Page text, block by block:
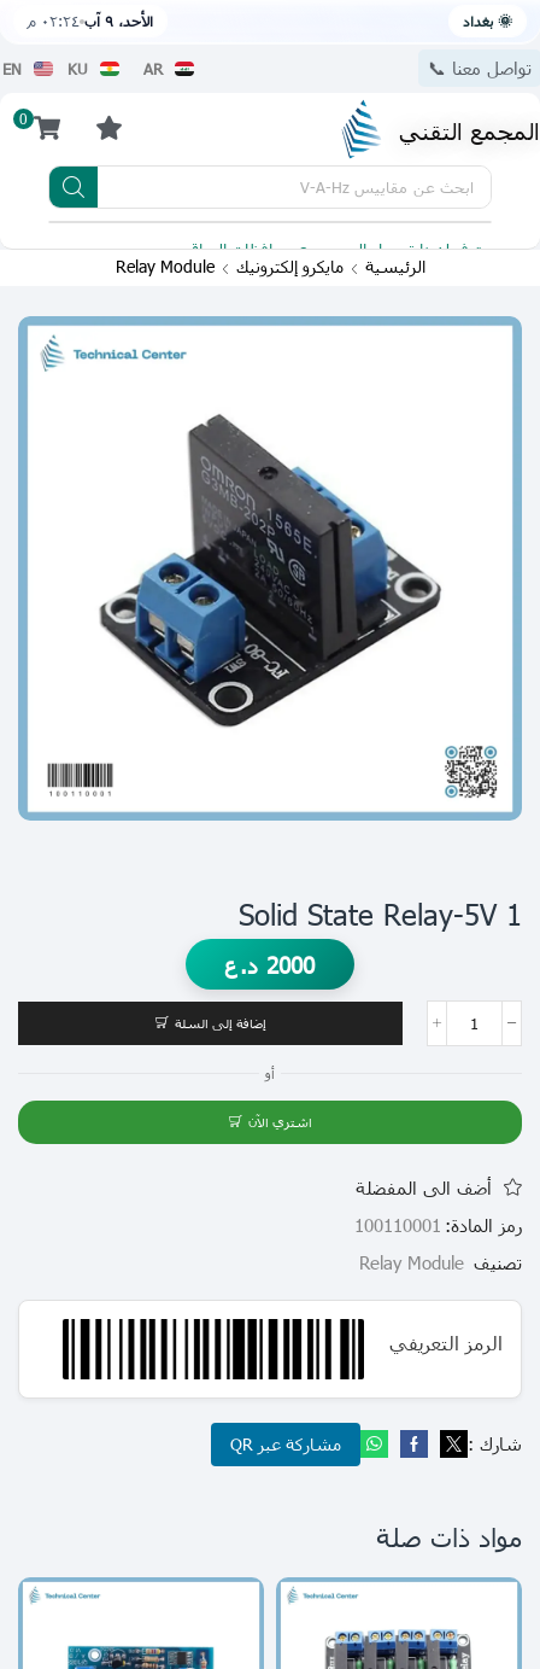
🌞 بغداد الأحد، ٩ آب ٠٢:٢٤ م
تواصل معنا 📞 AR
KU
EN
المجمع التقني 0
ابحث عن مقاييس V-A-Hz
يتوفر لدينا توصيل الى جميع محافظات العراق
الرئيسية مايكرو إلكترونيك Relay Module
1 Solid State Relay-5V
2000 د.ع
إضافة إلى السلة
أو
اشتري الآن
أضف الى المفضلة
رمز المادة: 100110001
تصنيف Relay Module
الرمز التعريفي
شارك : مشاركة عبر QR
مواد ذات صلة